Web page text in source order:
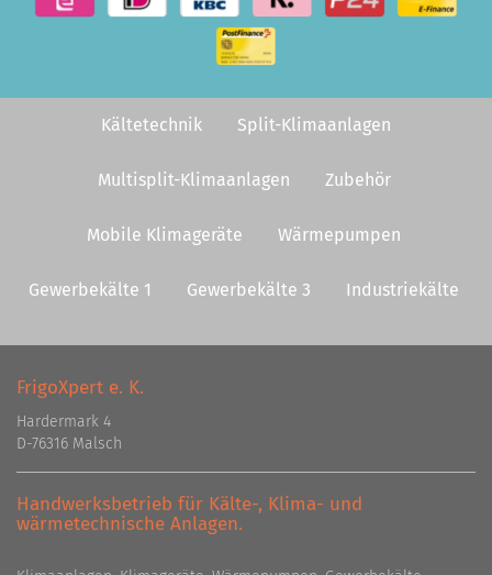
Kältetechnik Split-Klimaanlagen
Multisplit-Klimaanlagen Zubehör
Mobile Klimageräte Wärmepumpen
Gewerbekälte 1 Gewerbekälte 3 Industriekälte
FrigoXpert e. K.
Hardermark 4
D-76316 Malsch
Handwerksbetrieb für Kälte-, Klima- und
wärmetechnische Anlagen.